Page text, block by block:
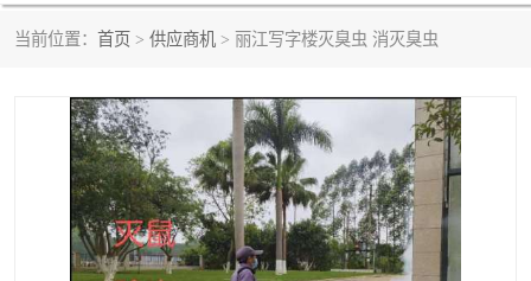
当前位置： 首页 > 供应商机 > 丽江写字楼灭臭虫 消灭臭虫
昆明灭蟑螂 昆明杀虫
昆明除四害 昆明消杀公司
昆明消毒公司 昆明灭红火蚁公司